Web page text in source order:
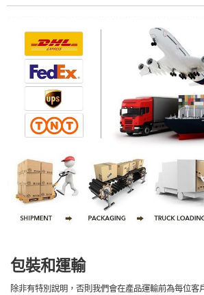
包裝和運輸
除非有特別說明，否則我們會在產品運輸前為每位客